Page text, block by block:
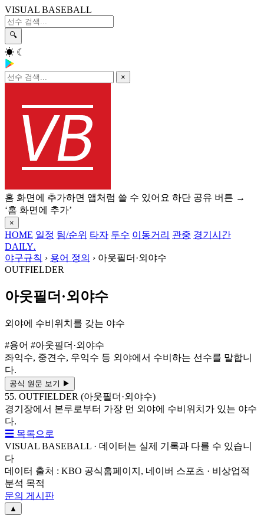
VISUAL BASEBALL
🔍
☀ ☾
×
홈 화면에 추가하면 앱처럼 쓸 수 있어요 하단 공유 버튼 →
‘홈 화면에 추가’
×
HOME 일정 팀/순위 타자 투수 이동거리 관중 경기시간
DAILY.
야구규칙 › 용어 정의 › 아웃필더·외야수
OUTFIELDER
아웃필더·외야수
외야에 수비위치를 갖는 야수
#용어 #아웃필더·외야수
좌익수, 중견수, 우익수 등 외야에서 수비하는 선수를 말합니
다.
공식 원문 보기 ▶
55. OUTFIELDER (아웃필더·외야수)
경기장에서 본루로부터 가장 먼 외야에 수비위치가 있는 야수
다.
☰ 목록으로
VISUAL BASEBALL · 데이터는 실제 기록과 다를 수 있습니
다
데이터 출처 : KBO 공식홈페이지, 네이버 스포츠 · 비상업적
분석 목적
문의 게시판
▲